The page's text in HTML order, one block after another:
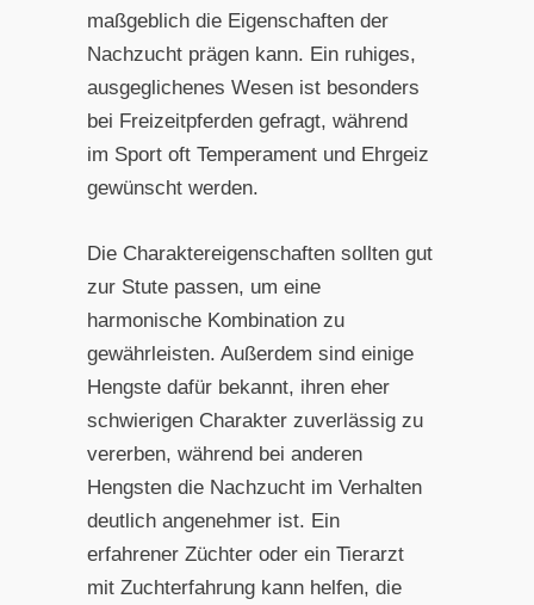
maßgeblich die Eigenschaften der
Nachzucht prägen kann. Ein ruhiges,
ausgeglichenes Wesen ist besonders
bei Freizeitpferden gefragt, während
im Sport oft Temperament und Ehrgeiz
gewünscht werden.
Die Charaktereigenschaften sollten gut
zur Stute passen, um eine
harmonische Kombination zu
gewährleisten. Außerdem sind einige
Hengste dafür bekannt, ihren eher
schwierigen Charakter zuverlässig zu
vererben, während bei anderen
Hengsten die Nachzucht im Verhalten
deutlich angenehmer ist. Ein
erfahrener Züchter oder ein Tierarzt
mit Zuchterfahrung kann helfen, die